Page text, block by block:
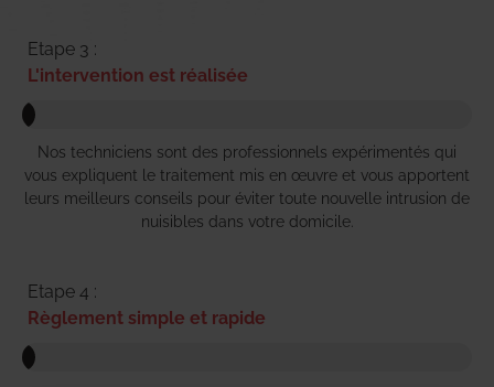
Etape 3 :
L'intervention est réalisée
Nos techniciens sont des professionnels expérimentés qui
vous expliquent le traitement mis en œuvre et vous apportent
leurs meilleurs conseils pour éviter toute nouvelle intrusion de
nuisibles dans votre domicile.
Etape 4 :
Règlement simple et rapide